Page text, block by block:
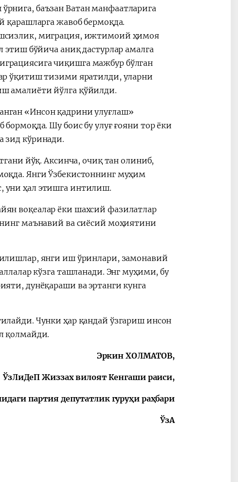
баъзан Ватан манфаатларига
қарашларга жавоб бермоқда.
миграция, ижтимоий ҳимоя
бўйича аниқ дастурлар амалга
чиқишга мажбур бўлган
ўқитиш тизими яратилди, уларни
амалиёти йўлга қўйилди.
«Инсон қадрини улуғлаш»
Шу боис бу улуғ ғояни тор ёки
зид кўринади.
йўқ. Аксинча, очиқ тан олиниб,
Янги Ўзбекистоннинг муҳим
ҳал этишга интилиш.
воқеалар ёки шахсий фазилатлар
маънавий ва сиёсий моҳиятини
янги иш ўринлари, замонавий
кўзга ташланади. Энг муҳими, бу
дунёқараши ва эртанги кунга
Чунки ҳар қандай ўзгариш инсон
қолмайди.
Эркин ХОЛМАТОВ,
ЎзЛиДеП Жиззах вилоят Кенгаши раиси,
партия депутатлик гуруҳи раҳбари
ЎзА